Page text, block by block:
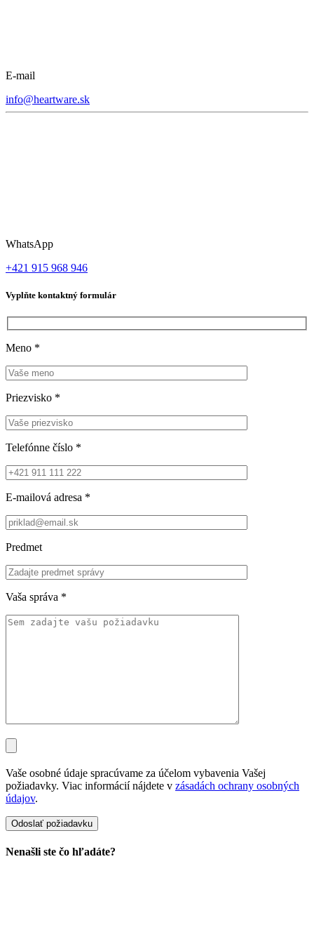
E-mail
info@heartware.sk
WhatsApp
+421 915 968 946
Vyplňte kontaktný formulár
Meno *
Priezvisko *
Telefónne číslo *
E-mailová adresa *
Predmet
Vaša správa *
Vaše osobné údaje spracúvame za účelom vybavenia Vašej
požiadavky. Viac informácií nájdete v zásadách ochrany osobných
údajov.
Nenašli ste čo hľadáte?